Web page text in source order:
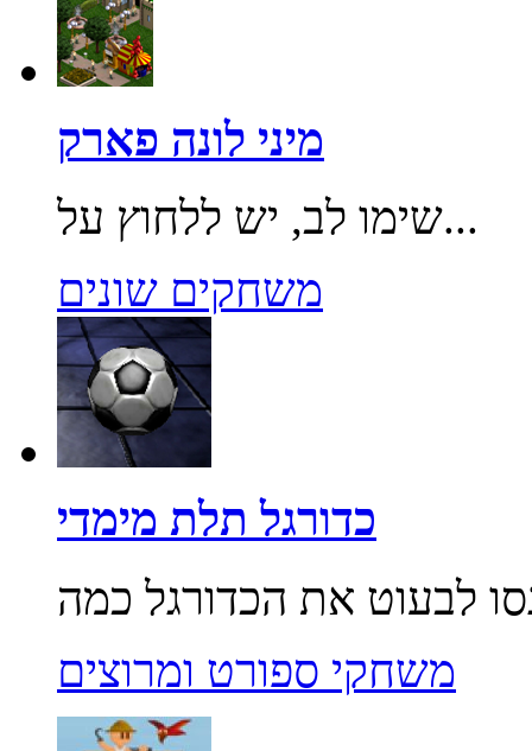
מיני לונה פארק
שימו לב, יש ללחוץ על...
משחקים שונים
כדורגל תלת מימדי
משחקי ספורט ומרוצים